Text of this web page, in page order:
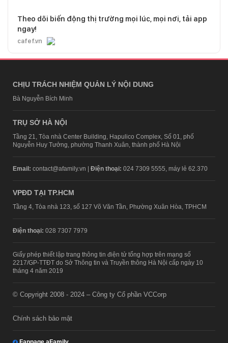
Theo dõi biến động thị trường mọi lúc, mọi nơi, tải app
ngay!
cafef.vn
CHỊU TRÁCH NHIỆM QUẢN LÝ NỘI DUNG
Bà Nguyễn Bích Minh
TRỤ SỞ HÀ NỘI
Tầng 21, Tòa nhà Center Building, Hapulico Complex, Số 01, phố
Nguyễn Huy Tưởng, phường Thanh Xuân, thành phố Hà Nội
Email: contact@afamily.vn | Điện thoại: 024 7309 5555, máy lẻ 62.370
VPĐD TẠI TP.HCM
Tầng 4, Tòa nhà 123, số 127 Võ Văn Tần, Phường Xuân Hòa, TPHCM
Điện thoại: 028 7307 7979
Giấy phép thiết lập trang thông tin điện tử tổng hợp trên mạng số
2217/GP-TTĐT do Sở Thông tin và Truyền thông Hà Nội cấp ngày 10
tháng 4 năm 2019
© Copyright 2008 - 2024 – Công ty Cổ phần VCCorp
Chính sách bảo mật